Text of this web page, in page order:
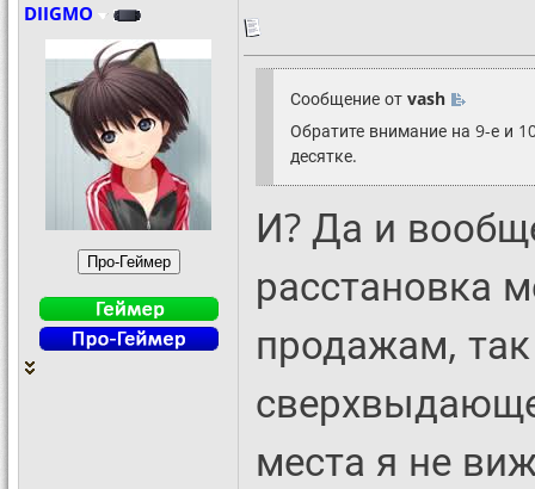
DIIGMO
Сообщение от vash
Обратите внимание на 9-е и
десятке.
И? Да и
расстановка
продажам,
места я не